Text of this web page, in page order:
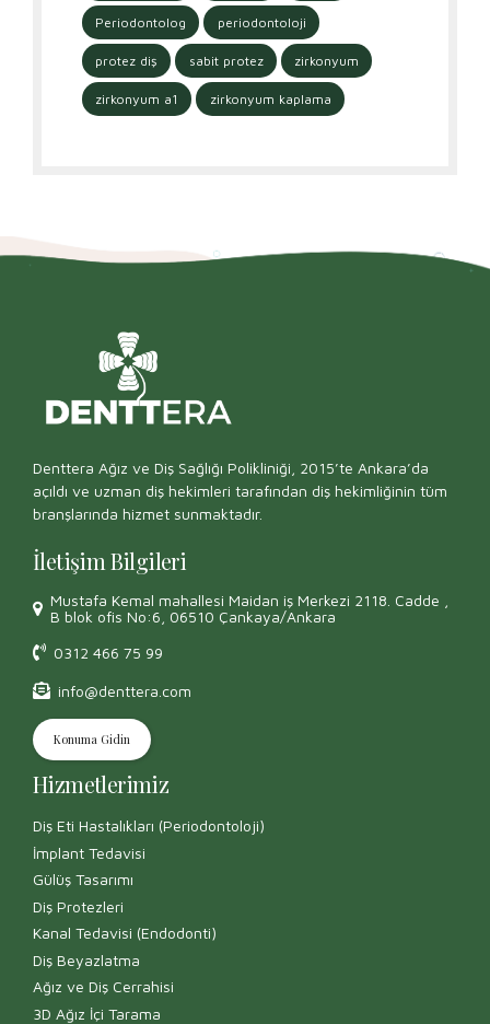
Periodontolog periodontoloji
protez diş sabit protez zirkonyum
zirkonyum a1 zirkonyum kaplama
Denttera Ağız ve Diş Sağlığı Polikliniği, 2015’te Ankara’da
açıldı ve uzman diş hekimleri tarafından diş hekimliğinin tüm
branşlarında hizmet sunmaktadır.
İletişim Bilgileri
Mustafa Kemal mahallesi Maidan iş Merkezi 2118. Cadde ,
B blok ofis No:6, 06510 Çankaya/Ankara
0312 466 75 99
info@denttera.com
Konuma Gidin
Hizmetlerimiz
Diş Eti Hastalıkları (Periodontoloji)
İmplant Tedavisi
Gülüş Tasarımı
Diş Protezleri
Kanal Tedavisi (Endodonti)
Diş Beyazlatma
Ağız ve Diş Cerrahisi
3D Ağız İçi Tarama